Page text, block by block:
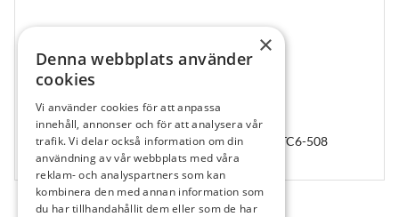
211051
IT Connection, WP, 4.9 x 8 mm, Cylindrical, ITC6-508
1 st
×
Denna webbplats använder
cookies
Vi använder cookies för att anpassa
innehåll, annonser och för att analysera vår
trafik. Vi delar också information om din
användning av vår webbplats med våra
reklam- och analyspartners som kan
kombinera den med annan information som
du har tillhandahållit dem eller som de har